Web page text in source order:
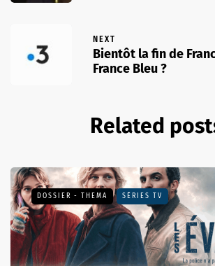
NEXT
Bientôt la fin de
France Bleu ?
Related
DOSSIER - THEMA SÉRIES TV